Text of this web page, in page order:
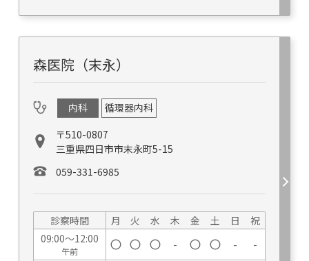
森医院（末永）
内科
循環器内科
〒510-0807
三重県四日市市末永町5-15
059-331-6985
診察時間 月 火 水 木 金 土 日
祝
09:00～12:00
午前 - -
-